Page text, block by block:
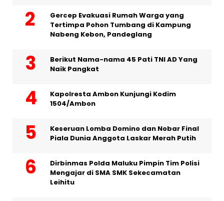
Gercep Evakuasi Rumah Warga yang
Tertimpa Pohon Tumbang di Kampung
Nabeng Kebon, Pandeglang
Berikut Nama-nama 45 Pati TNI AD Yang
Naik Pangkat
Kapolresta Ambon Kunjungi Kodim
1504/Ambon
Keseruan Lomba Domino dan Nobar Final
Piala Dunia Anggota Laskar Merah Putih
Dirbinmas Polda Maluku Pimpin Tim Polisi
Mengajar di SMA SMK Sekecamatan
Leihitu